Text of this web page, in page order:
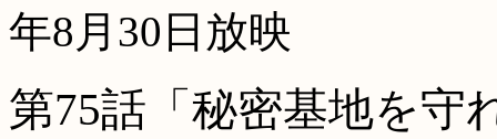
年8月30日放映
第75話「秘密基地を守